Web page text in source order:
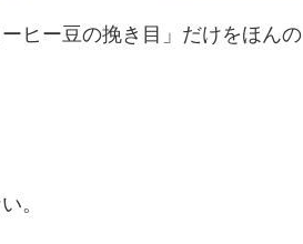
ヒー豆の挽き目」だけをほんの
。